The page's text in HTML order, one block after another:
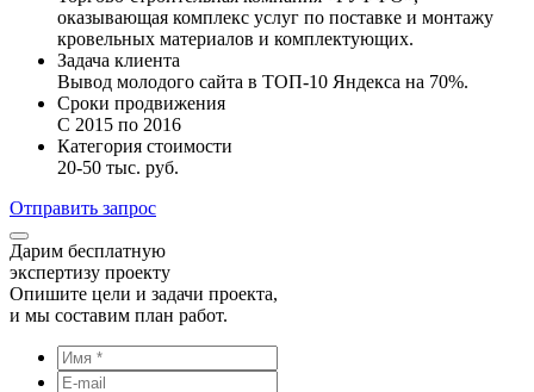
оказывающая комплекс услуг по поставке и монтажу
кровельных материалов и комплектующих.
Задача клиента
Вывод молодого сайта в ТОП-10 Яндекса на 70%.
Сроки продвижения
С 2015 по 2016
Категория стоимости
20-50 тыс. руб.
Отправить запрос
Дарим бесплатную
экспертизу проекту
Опишите цели и задачи проекта,
и мы составим план работ.